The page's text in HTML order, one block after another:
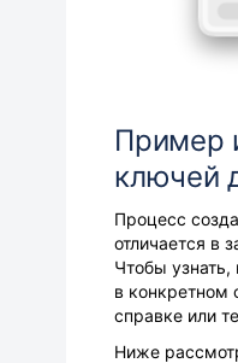
Пример
ключей
Процесс
отличается в
Чтобы узнать,
в конкретном
справке или
Ниже